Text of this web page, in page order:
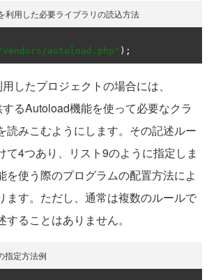
用した必要ライブラリの読込方法
autoload.php" );
したプロジェクトの場合には、
るAutoload機能を使って必要なクラ
読みこむようにします。その記述ルー
て4つあり、リスト9のように指定しま
を使う際のプログラムの配置方法によ
ます。ただし、通常は複数のルールで
ることはありません。
定方法例